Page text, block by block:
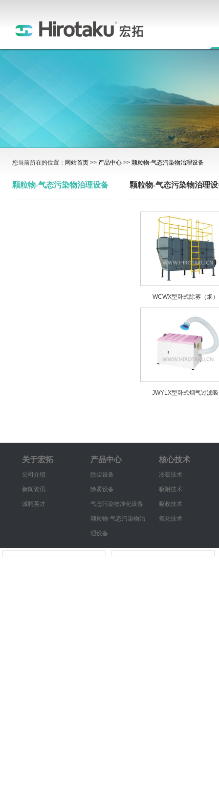
您当前所在的位置： 网站首页 >> 产品中心 >> 颗粒物-气态污染物治理设备
颗粒物-气态污染物治理设备 颗粒物-气态污染物治理
WCWX型卧式除雾（烟
JWYLX型卧式烟气过滤
关于宏拓
公司介绍
新闻资讯
诚聘英才
产品中心
除尘设备
除雾设备
气态污染物净化设备
颗粒物-气态污染物治
理设备
核心技术
冷凝技术
吸附技术
吸收技术
氧化技术